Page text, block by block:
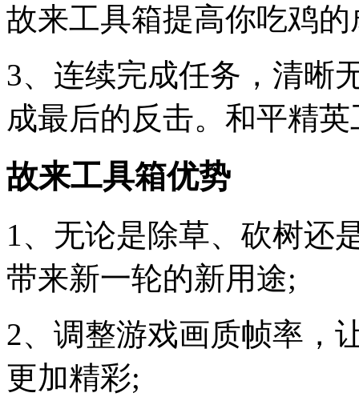
故来工具箱提高你吃鸡的
3、连续完成任务，清晰
成最后的反击。和平精
故来工具箱优势
1、无论是除草、砍树还
带来新一轮的新用途;
2、调整游戏画质帧率，
更加精彩;